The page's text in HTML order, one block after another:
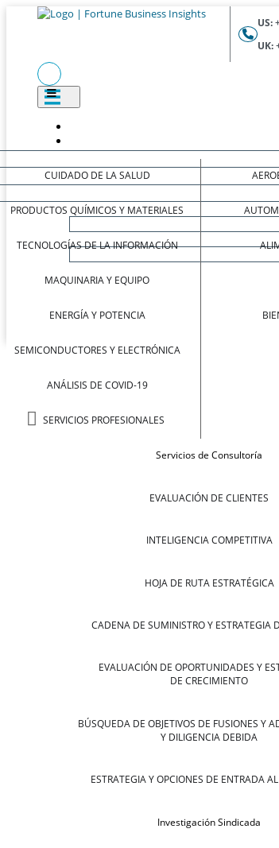
US:
UK:
CUIDADO DE LA SALUD
PRODUCTOS QUÍMICOS Y MATERIALES
TECNOLOGÍAS DE LA INFORMACIÓN
MAQUINARIA Y EQUIPO
ENERGÍA Y POTENCIA
SEMICONDUCTORES Y ELECTRÓNICA
ANÁLISIS DE COVID-19
SERVICIOS PROFESIONALES
Servicios de Consultoría
EVALUACIÓN DE CLIENTES
INTELIGENCIA COMPETITIVA
HOJA DE RUTA ESTRATÉGICA
CADENA DE SUMINISTRO Y ESTRATEGIA
EVALUACIÓN DE OPORTUNIDADES Y
DE CRECIMIENTO
BÚSQUEDA DE OBJETIVOS DE FUSIONES Y
Y DILIGENCIA DEBIDA
ESTRATEGIA Y OPCIONES DE ENTRADA
Investigación Sindicada